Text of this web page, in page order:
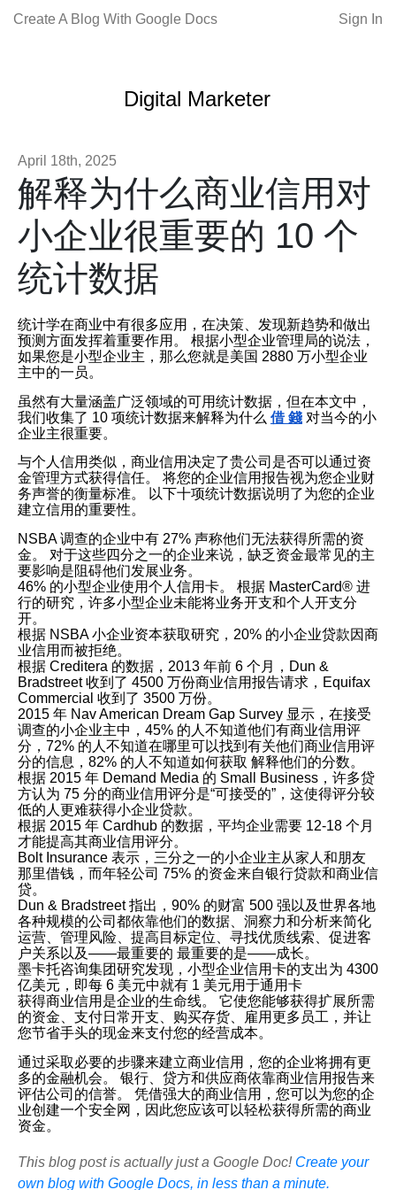
Create A Blog With Google Docs Sign In
Digital Marketer
April 18th, 2025
解释为什么商业信用对
小企业很重要的 10 个
统计数据
统计学在商业中有很多应用，在决策、发现新趋势和做出
预测方面发挥着重要作用。 根据小型企业管理局的说法，
如果您是小型企业主，那么您就是美国 2880 万小型企业
主中的一员。
虽然有大量涵盖广泛领域的可用统计数据，但在本文中，
我们收集了 10 项统计数据来解释为什么 借 錢 对当今的小
企业主很重要。
与个人信用类似，商业信用决定了贵公司是否可以通过资
金管理方式获得信任。 将您的企业信用报告视为您企业财
务声誉的衡量标准。 以下十项统计数据说明了为您的企业
建立信用的重要性。
NSBA 调查的企业中有 27% 声称他们无法获得所需的资
金。 对于这些四分之一的企业来说，缺乏资金最常见的主
要影响是阻碍他们发展业务。
46% 的小型企业使用个人信用卡。 根据 MasterCard® 进
行的研究，许多小型企业未能将业务开支和个人开支分
开。
根据 NSBA 小企业资本获取研究，20% 的小企业贷款因商
业信用而被拒绝。
根据 Creditera 的数据，2013 年前 6 个月，Dun &
Bradstreet 收到了 4500 万份商业信用报告请求，Equifax
Commercial 收到了 3500 万份。
2015 年 Nav American Dream Gap Survey 显示，在接受
调查的小企业主中，45% 的人不知道他们有商业信用评
分，72% 的人不知道在哪里可以找到有关他们商业信用评
分的信息，82% 的人不知道如何获取 解释他们的分数。
根据 2015 年 Demand Media 的 Small Business，许多贷
方认为 75 分的商业信用评分是“可接受的”，这使得评分较
低的人更难获得小企业贷款。
根据 2015 年 Cardhub 的数据，平均企业需要 12-18 个月
才能提高其商业信用评分。
Bolt Insurance 表示，三分之一的小企业主从家人和朋友
那里借钱，而年轻公司 75% 的资金来自银行贷款和商业信
贷。
Dun & Bradstreet 指出，90% 的财富 500 强以及世界各地
各种规模的公司都依靠他们的数据、洞察力和分析来简化
运营、管理风险、提高目标定位、寻找优质线索、促进客
户关系以及——最重要的 最重要的是——成长。
墨卡托咨询集团研究发现，小型企业信用卡的支出为 4300
亿美元，即每 6 美元中就有 1 美元用于通用卡
获得商业信用是企业的生命线。 它使您能够获得扩展所需
的资金、支付日常开支、购买存货、雇用更多员工，并让
您节省手头的现金来支付您的经营成本。
通过采取必要的步骤来建立商业信用，您的企业将拥有更
多的金融机会。 银行、贷方和供应商依靠商业信用报告来
评估公司的信誉。 凭借强大的商业信用，您可以为您的企
业创建一个安全网，因此您应该可以轻松获得所需的商业
资金。
This blog post is actually just a Google Doc! Create your
own blog with Google Docs, in less than a minute.